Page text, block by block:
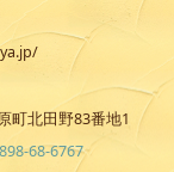
町北田野83番地1
68-6767